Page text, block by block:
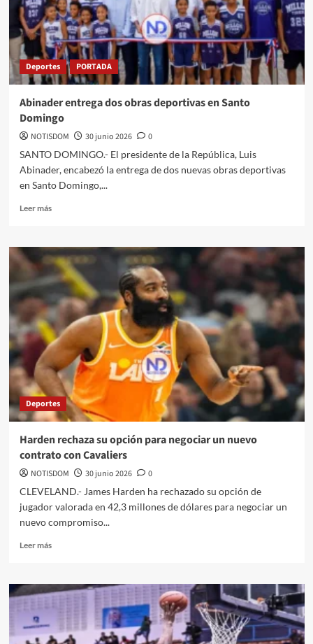
Deportes PORTADA
Abinader entrega dos obras deportivas en Santo
Domingo
NOTISDOM 30 junio 2026
0
SANTO DOMINGO.- El presidente de la República, Luis
Abinader, encabezó la entrega de dos nuevas obras deportivas
en Santo Domingo,...
Leer más
Deportes
Harden rechaza su opción para negociar un nuevo
contrato con Cavaliers
NOTISDOM 30 junio 2026
0
CLEVELAND.- James Harden ha rechazado su opción de
jugador valorada en 42,3 millones de dólares para negociar un
nuevo compromiso...
Leer más